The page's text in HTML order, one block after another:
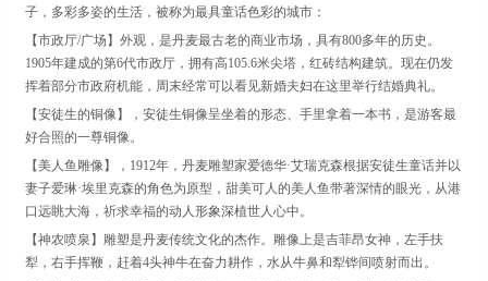
子，多彩多姿的生活，被称为最具童话色彩的城市：
【市政厅/广场】外观，是丹麦最古老的商业市场，具有800多年的历史。
1905年建成的第6代市政厅，拥有高105.6米尖塔，红砖结构建筑。现在仍发
挥着部分市政府机能，周末经常可以看见新婚夫妇在这里举行结婚典礼。
【安徒生的铜像】，安徒生铜像呈坐着的形态、手里拿着一本书，是游客最
好合照的一尊铜像。
【美人鱼雕像】， 1912年，丹麦雕塑家爱德华·艾瑞克森根据安徒生童话并以
妻子爱琳·埃里克森的角色为原型，甜美可人的美人鱼带著深情的眼光，从港
口远眺大海，祈求幸福的动人形象深植世人心中。
【神农喷泉】雕塑是丹麦传统文化的杰作。雕像上是吉菲昂女神，左手扶
犁，右手挥鞭，赶着4头神牛在奋力耕作，水从牛鼻和犁铧间喷射而出。